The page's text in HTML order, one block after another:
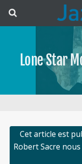
Lone Star
Cet article est
Robert Sacre